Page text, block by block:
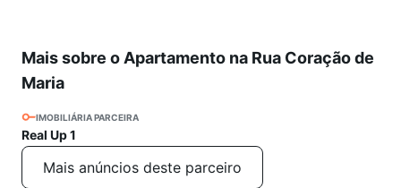
Mais sobre o Apartamento na Rua Coração de
Maria
IMOBILIÁRIA PARCEIRA
Real Up 1
Mais anúncios deste parceiro